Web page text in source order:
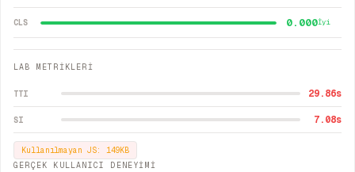
CLS 0.000İyi
LAB METRİKLERİ
TTI 29.86s
SI 7.08s
Kullanılmayan JS: 149KB
GERÇEK KULLANICI DENEYİMİ